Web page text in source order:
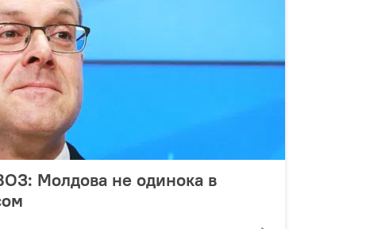
Молдова не одинока в